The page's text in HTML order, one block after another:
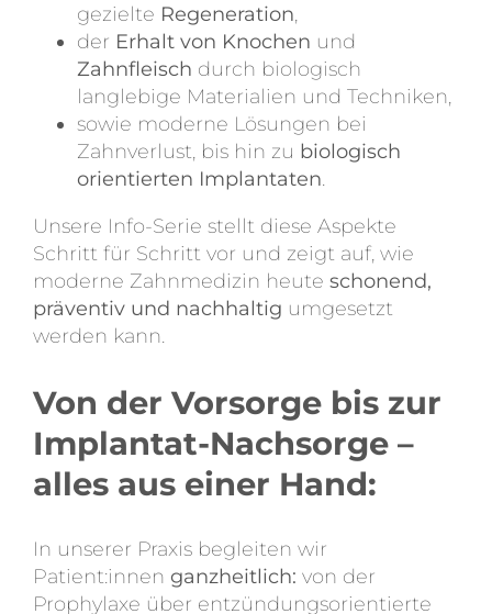
gezielte Regeneration,
der Erhalt von Knochen und
Zahnfleisch durch biologisch
langlebige Materialien und Techniken,
sowie moderne Lösungen bei
Zahnverlust, bis hin zu biologisch
orientierten Implantaten.
Unsere Info-Serie stellt diese Aspekte
Schritt für Schritt vor und zeigt auf, wie
moderne Zahnmedizin heute schonend,
präventiv und nachhaltig umgesetzt
werden kann.
Von der Vorsorge bis zur
Implantat-Nachsorge –
alles aus einer Hand:
In unserer Praxis begleiten wir
Patient:innen ganzheitlich: von der
Prophylaxe über entzündungsorientierte